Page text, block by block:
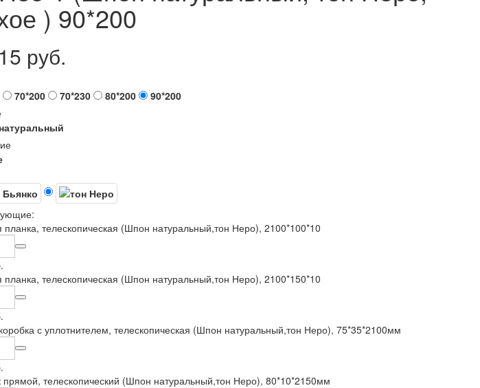
) 90*200
руб.
70*200 70*230 80*200
90*200
планка, телескопическая (Шпон натуральный,тон Неро), 2100*100*10
планка, телескопическая (Шпон натуральный,тон Неро), 2100*150*10
с уплотнителем, телескопическая (Шпон натуральный,тон Неро), 75*35*2100мм
прямой, телескопический (Шпон натуральный,тон Неро), 80*10*2150мм